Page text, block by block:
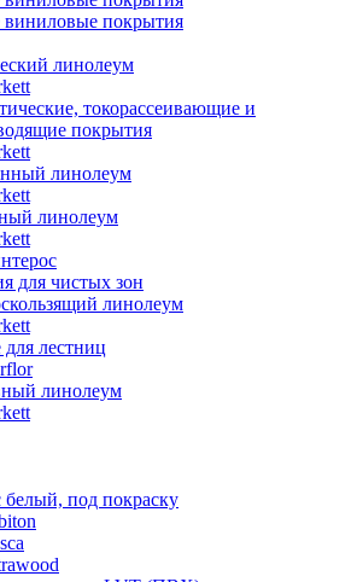
виниловые покрытия
линолеум
токорассеивающие и
покрытия
линолеум
линолеум
для чистых зон
линолеум
лестниц
линолеум
под покраску